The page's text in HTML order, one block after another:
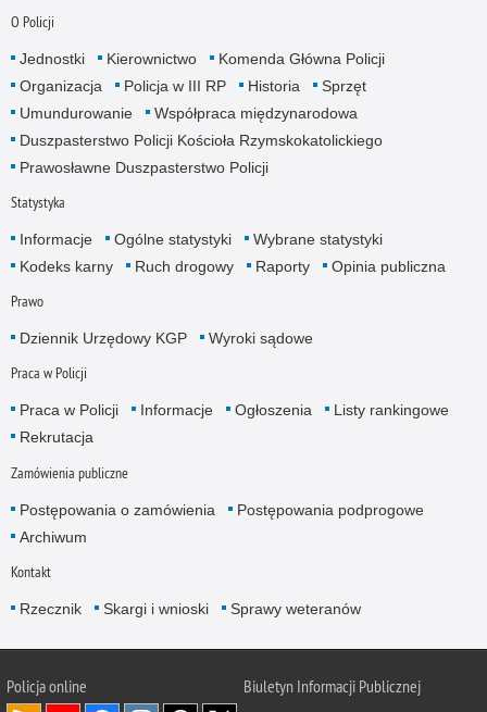
O Policji
Jednostki Kierownictwo
Komenda Główna Policji
Organizacja
Policja w III RP Historia
Sprzęt
Umundurowanie
Współpraca międzynarodowa
Duszpasterstwo Policji Kościoła Rzymskokatolickiego
Prawosławne Duszpasterstwo Policji
Statystyka
Informacje Ogólne statystyki
Wybrane statystyki
Kodeks karny
Ruch drogowy Raporty Opinia publiczna
Prawo
Dziennik Urzędowy KGP Wyroki sądowe
Praca w Policji
Praca w Policji Informacje Ogłoszenia
Listy rankingowe
Rekrutacja
Zamówienia publiczne
Postępowania o zamówienia
Postępowania podprogowe
Archiwum
Kontakt
Rzecznik Skargi i wnioski Sprawy weteranów
Policjaonline Biuletyn Informacji Publicznej